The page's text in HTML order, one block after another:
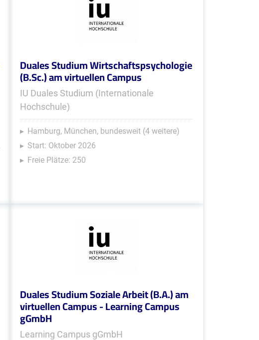
Duales Studium Wirtschaftspsychologie
(B.Sc.) am virtuellen Campus
IU Duales Studium (Internationale
Hochschule)
Hamburg, München, bundesweit (4 weitere)
Start: Oktober 2026
Freie Plätze: 250
Duales Studium Soziale Arbeit (B.A.) am
virtuellen Campus - Learning Campus
gGmbH
Learning Campus gGmbH